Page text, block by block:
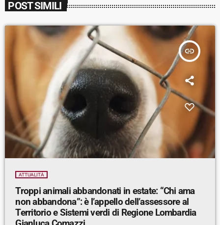
POST SIMILI
insert_link
ATTUALITÀ
Troppi animali abbandonati in estate: “Chi ama
non abbandona”: è l’appello dell’assessore al
Territorio e Sistemi verdi di Regione Lombardia